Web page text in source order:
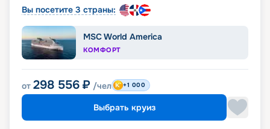
Вы посетите 3 страны:
MSC World America
КОМФОРТ
от 298 556 ₽ /чел +1 000
Выбрать круиз